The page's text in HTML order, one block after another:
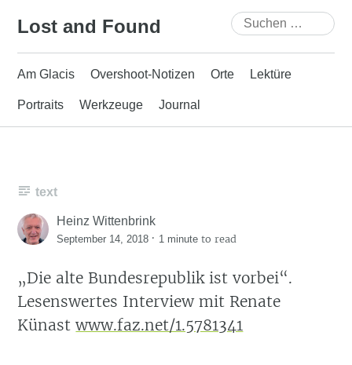
Lost and Found
Suchen
nach:
Am Glacis Overshoot-Notizen Orte Lektüre
Portraits Werkzeuge Journal
text
Heinz Wittenbrink
September 14, 2018 · 1 minute to read
„Die alte Bundesrepublik ist vorbei“.
Lesenswertes Interview mit Renate
Künastwww.faz.net/1.5781341